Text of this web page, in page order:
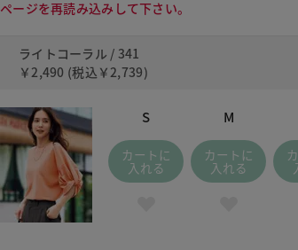
ページを再読み込みして下さい。
ライトコーラル / 341
￥2,490 (税込 ￥2,739)
S
カートに
入れる
M
カートに
入れる